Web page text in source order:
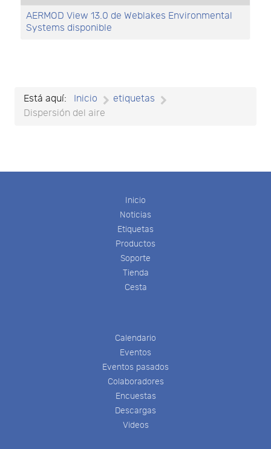
AERMOD View 13.0 de Weblakes Environmental
Systems disponible
Está aquí: Inicio
etiquetas
Dispersión del aire
Inicio
Noticias
Etiquetas
Productos
Soporte
Tienda
Cesta
Calendario
Eventos
Eventos pasados
Colaboradores
Encuestas
Descargas
Videos